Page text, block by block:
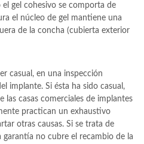
el gel cohesivo se comporta de
el núcleo de gel mantiene una
de la concha (cubierta exterior
casual, en una inspección
implante. Si ésta ha sido casual,
las casas comerciales de implantes
practican un exhaustivo
otras causas. Si se trata de
no cubre el recambio de la